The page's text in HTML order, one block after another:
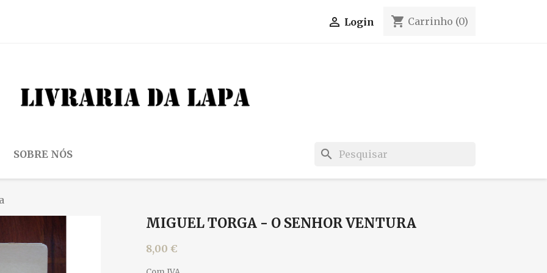
 Login shopping_cart Carrinho (0)
SOBRE NÓS search
MIGUEL TORGA - O SENHOR VENTURA
8,00 €